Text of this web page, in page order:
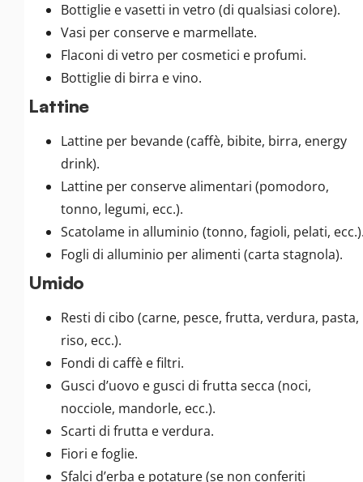
Bottiglie e vasetti in vetro (di qualsiasi colore).
Vasi per conserve e marmellate.
Flaconi di vetro per cosmetici e profumi.
Bottiglie di birra e vino.
Lattine
Lattine per bevande (caffè, bibite, birra, energy
drink).
Lattine per conserve alimentari (pomodoro,
tonno, legumi, ecc.).
Scatolame in alluminio (tonno, fagioli, pelati,
Fogli di alluminio per alimenti (carta stagnola).
Umido
Resti di cibo (carne, pesce, frutta, verdura, pasta,
riso, ecc.).
Fondi di caffè e filtri.
Gusci d’uovo e gusci di frutta secca (noci,
nocciole, mandorle, ecc.).
Scarti di frutta e verdura.
Fiori e foglie.
Sfalci d’erba e potature (se non conferiti